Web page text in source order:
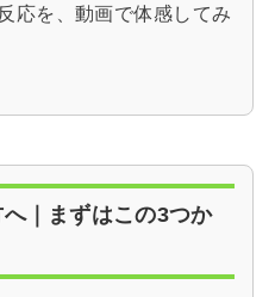
応を、動画で体感してみ
｜まずはこの3つか